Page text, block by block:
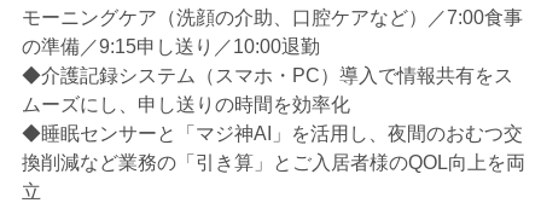
モーニングケア（洗顔の介助、口腔ケアなど）／7:00食事
の準備／9:15申し送り／10:00退勤
◆介護記録システム（スマホ・PC）導入で情報共有をス
ムーズにし、申し送りの時間を効率化
◆睡眠センサーと「マジ神AI」を活用し、夜間のおむつ交
換削減など業務の「引き算」とご入居者様のQOL向上を両
立